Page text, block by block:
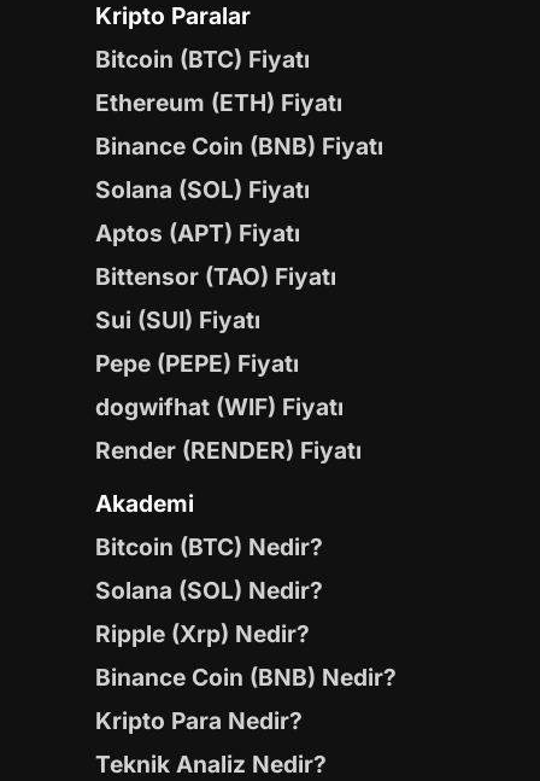
Kripto Paralar
Bitcoin (BTC) Fiyatı
Ethereum (ETH) Fiyatı
Binance Coin (BNB) Fiyatı
Solana (SOL) Fiyatı
Aptos (APT) Fiyatı
Bittensor (TAO) Fiyatı
Sui (SUI) Fiyatı
Pepe (PEPE) Fiyatı
dogwifhat (WIF) Fiyatı
Render (RENDER) Fiyatı
Akademi
Bitcoin (BTC) Nedir?
Solana (SOL) Nedir?
Ripple (Xrp) Nedir?
Binance Coin (BNB) Nedir?
Kripto Para Nedir?
Teknik Analiz Nedir?